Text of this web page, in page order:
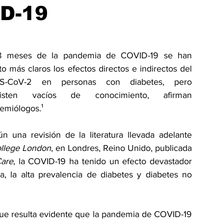
especial
dia mundial de la diabetes
19
meses de la pandemia de COVID-19 se han
más claros los efectos directos e indirectos del
CoV-2 en personas con diabetes, pero
vacíos de conocimiento, afirman
una revisión de la literatura llevada adelante
London, en Londres, Reino Unido, publicada
, la COVID-19 ha tenido un efecto devastador
la alta prevalencia de diabetes y diabetes no
resulta evidente que la pandemia de COVID-19